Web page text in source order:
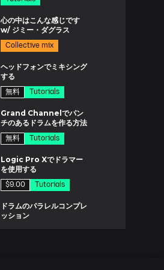
エピソード14 EQとリミッティング
17分
エピソード15 参考トラック
心の中はこんな感じです
w/ ジミー・ダグラス
Collective mix
ヘッドフォンでミキシング
する
無料
Tutorials
Grand Channelでパン
チのあるドラムを作る方法
無料
Tutorials
Logic Pro Xでドラマー
を使用する
$9.00
Tutorials
ドラムのパラレルコンプレ
ッション